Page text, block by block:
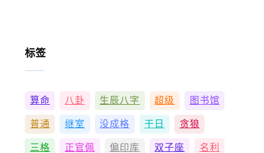
标签
算命 八卦 生辰八字 超级 图书馆
普通 继室 没成格 干日 贪狼
三格 正官佩 偏印库 双子座 名利